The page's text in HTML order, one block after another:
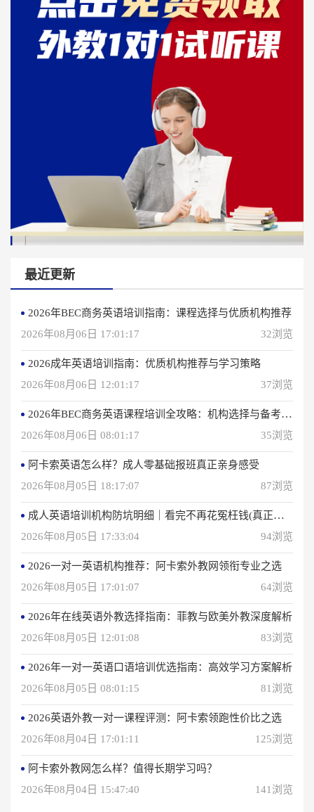
最近更新
2026年BEC商务英语培训指南：课程选择与优质机构推荐
2026年08月06日 17:01:17
32浏览
2026成年英语培训指南：优质机构推荐与学习策略
2026年08月06日 12:01:17
37浏览
2026年BEC商务英语课程培训全攻略：机构选择与备考指南
2026年08月06日 08:01:17
35浏览
阿卡索英语怎么样？成人零基础报班真正亲身感受
2026年08月05日 18:17:07
87浏览
成人英语培训机构防坑明细｜看完不再花冤枉钱(真正的用户反馈)
2026年08月05日 17:33:04
94浏览
2026一对一英语机构推荐：阿卡索外教网领衔专业之选
2026年08月05日 17:01:07
64浏览
2026年在线英语外教选择指南：菲教与欧美外教深度解析
2026年08月05日 12:01:08
83浏览
2026年一对一英语口语培训优选指南：高效学习方案解析
2026年08月05日 08:01:15
81浏览
2026英语外教一对一课程评测：阿卡索领跑性价比之选
2026年08月04日 17:01:11
125浏览
阿卡索外教网怎么样？值得长期学习吗？
2026年08月04日 15:47:40
141浏览